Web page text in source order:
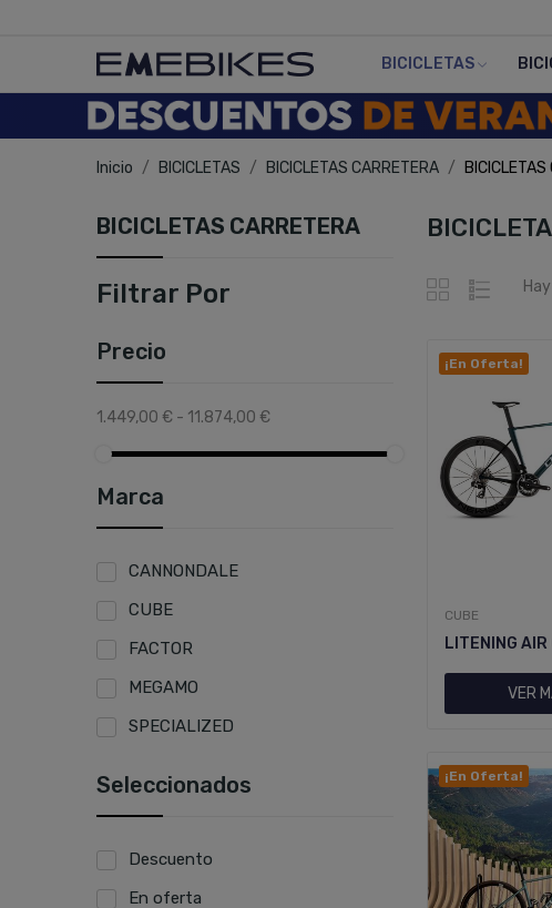
BICICLETAS
Inicio BICICLETAS BICICLETAS CARRETERA
BICICLETAS CARRETERA
Filtrar Por
Precio
1.449,00 € - 11.874,00 €
Marca
CANNONDALE
CUBE
FACTOR
MEGAMO
SPECIALIZED
Seleccionados
Descuento
En oferta
¡En Oferta!
VER
CUBE
LITENING
¡En Oferta!